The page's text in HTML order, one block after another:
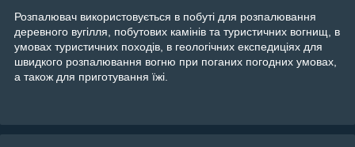
Розпалювач використовується в побуті для розпалювання
деревного вугілля, побутових камінів та туристичних вогнищ, в
умовах туристичних походів, в геологічних експедиціях для
швидкого розпалювання вогню при поганих погодних умовах,
а також для приготування їжі.